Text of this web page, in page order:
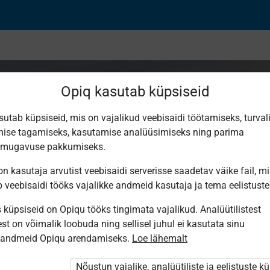
ja selle
ole Opiqusse sisse logitud.
paketi „Erakasutaja 2024/25”
Opiq kasutab küpsiseid
küpsiseid, mis on vajalikud veebisaidi töötamiseks,
tagamiseks, kasutamise analüüsimiseks ning parima
pakkumiseks.
kasutaja arvutist veebisaidi serverisse saadetav väike fail,
veebisaidi tööks vajalikke andmeid kasutaja ja tema
küpsiseid on Opiqu tööks tingimata vajalikud. Analüütilistest
on võimalik loobuda ning sellisel juhul ei kasutata sinu
Opiqu arendamiseks. Loe lähemalt
Nõustun vajalike, analüütiliste ja eelistuste